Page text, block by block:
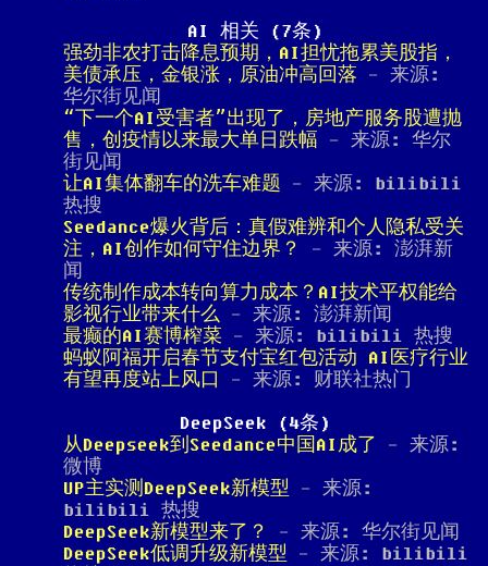
AI 相关 (7条)
强劲非农打击降息预期，AI担忧拖累美股指，
美债承压，金银涨，原油冲高回落 - 来源:
华尔街见闻
“下一个AI受害者”出现了，房地产服务股遭抛
售，创疫情以来最大单日跌幅 - 来源: 华尔
街见闻
让AI集体翻车的洗车难题 - 来源: bilibili
热搜
Seedance爆火背后：真假难辨和个人隐私受关
注，AI创作如何守住边界？
- 来源: 澎湃新
闻
传统制作成本转向算力成本？AI技术平权能给
影视行业带来什么 - 来源: 澎湃新闻
最癫的AI赛博榨菜 - 来源: bilibili 热搜
蚂蚁阿福开启春节支付宝红包活动 AI医疗行业
有望再度站上风口
- 来源: 财联社热门
DeepSeek (4条)
从Deepseek到Seedance中国AI成了
- 来源:
微博
UP主实测DeepSeek新模型 - 来源:
bilibili 热搜
DeepSeek新模型来了？
- 来源: 华尔街见闻
DeepSeek低调升级新模型 - 来源: bilibili